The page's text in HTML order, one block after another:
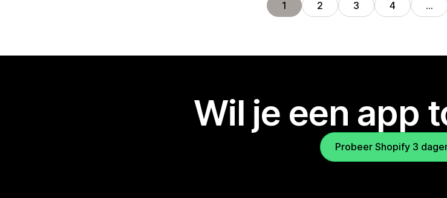
1 2 3 4 …
Wil je een app
Probeer Shopify 3